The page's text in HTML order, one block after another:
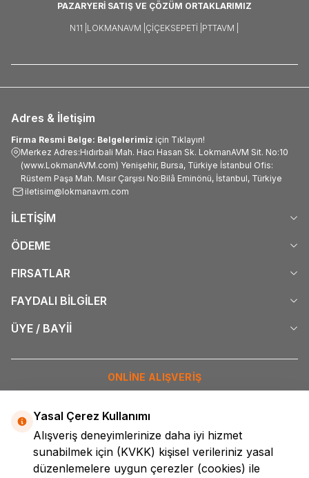
PAZARYERİ SATIŞ VE ÇÖZÜM ORTAKLARIMIZ
N11 | LOKMANAVM | ÇIÇEKSEPETI | PTTAVM |
Adres & İletişim
Firma Resmi Belge: Belgelerimiz için Tıklayın!
Merkez Adres:Hıdırbali Mah. Hacı Hasan Sk. LokmanAVM Sit. No:10
(www.LokmanAVM.com) Yenişehir, Bursa, Türkiye İstanbul Ofis:
Rüstem Paşa Mah. Mısır Çarşısı No:Bilâ Eminönü, İstanbul, Türkiye
iletisim@lokmanavm.com
İLETİŞİM
ÖDEME
FIRSATLAR
FAYDALI BİLGİLER
ÜYE / BAYİİ
ONLİNE ALIŞVERİŞ
İNTERNETTE GÜVENLİ ALIŞVERİŞ
DİJİTAL PAZARLAMA
Yasal Çerez Kullanımı
Alışveriş deneyimlerinize daha iyi hizmet
sunabilmek için (KVKK) kişisel verileriniz yasal
düzenlemelere uygun çerezler (cookies) ile